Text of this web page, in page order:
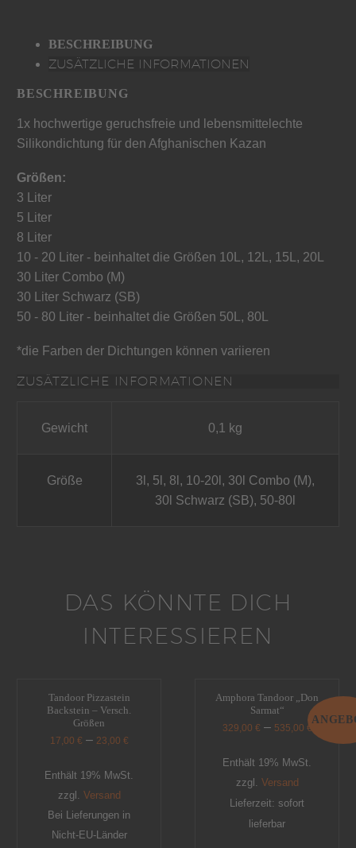
BESCHREIBUNG
ZUSÄTZLICHE INFORMATIONEN
BESCHREIBUNG
1x hochwertige geruchsfreie und lebensmittelechte
Silikondichtung für den Afghanischen Kazan
Größen:
3 Liter
5 Liter
8 Liter
10 - 20 Liter - beinhaltet die Größen 10L, 12L, 15L, 20L
30 Liter Combo (M)
30 Liter Schwarz (SB)
50 - 80 Liter - beinhaltet die Größen 50L, 80L
*die Farben der Dichtungen können variieren
ZUSÄTZLICHE INFORMATIONEN
Gewicht 0,1 kg
Größe
3l, 5l, 8l, 10-20l, 30l Combo (M),
30l Schwarz (SB), 50-80l
DAS KÖNNTE DICH
INTERESSIEREN
Tandoor Pizzastein
Backstein – Versch.
Größen
17,00 € – 23,00 €
Enthält 19% MwSt.
zzgl. Versand
Bei Lieferungen in
Nicht-EU-Länder
Amphora Tandoor „Don
Sarmat“
329,00 € – 535,00 €
Enthält 19% MwSt.
zzgl. Versand
Lieferzeit: sofort
lieferbar